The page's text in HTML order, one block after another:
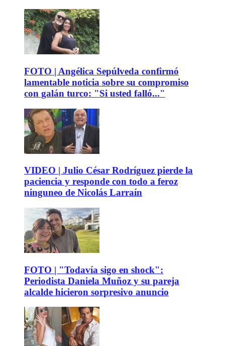
FOTO | Angélica Sepúlveda confirmó
lamentable noticia sobre su compromiso
con galán turco: "Si usted falló..."
VIDEO | Julio César Rodríguez pierde la
paciencia y responde con todo a feroz
ninguneo de Nicolás Larraín
FOTO | "Todavía sigo en shock":
Periodista Daniela Muñoz y su pareja
alcalde hicieron sorpresivo anuncio